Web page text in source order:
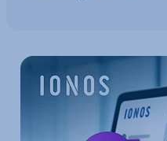
Zum Hauptmenü